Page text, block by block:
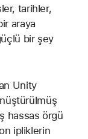
tarihler,
araya
bir şey
Unity
hassas örgü
ipliklerin